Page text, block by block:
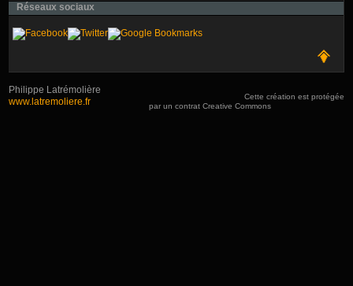
Réseaux sociaux
Philippe Latrémolière
www.latremoliere.fr
Cette création est protégée
par un contrat Creative Commons